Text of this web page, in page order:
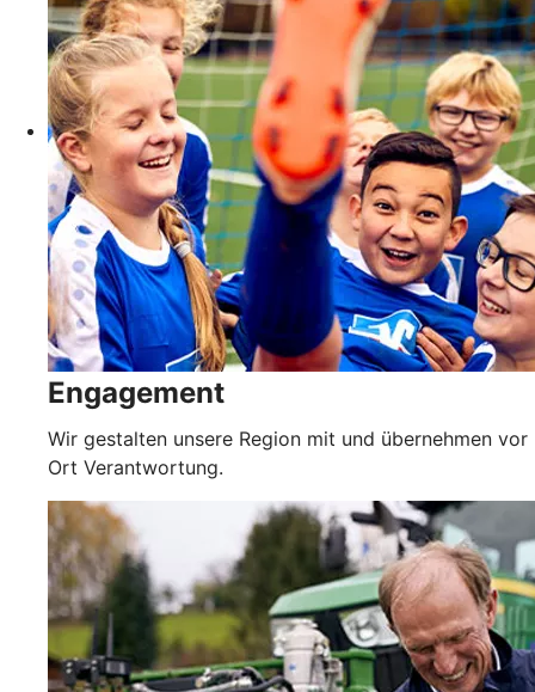
Engagement
Wir gestalten unsere Region mit und übernehmen vor
Ort Verantwortung.